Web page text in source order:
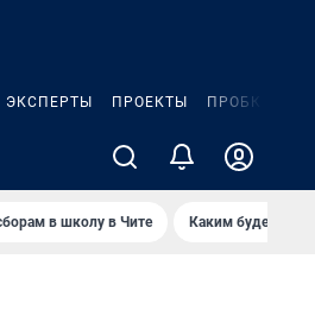
ЭКСПЕРТЫ ПРОЕКТЫ ПРОБКИ
в школу в Чите Каким будет